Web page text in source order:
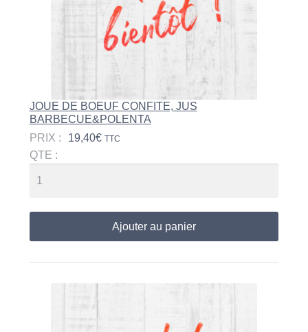
JOUE DE BOEUF CONFITE, JUS
BARBECUE&POLENTA
PRIX :
19,40€ TTC
QTE :
Ajouter au panier